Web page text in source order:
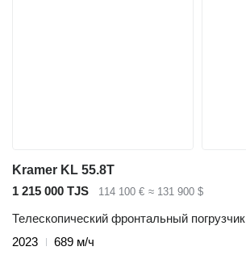
Kramer KL 55.8T
1 215 000 TJS
114 100 € ≈ 131 900 $
Телескопический фронтальный погрузчик
2023
689 м/ч